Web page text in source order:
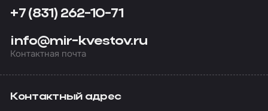
+7 (831) 262-10-71
info@mir-kvestov.ru
Контактная почта
Контактный адрес